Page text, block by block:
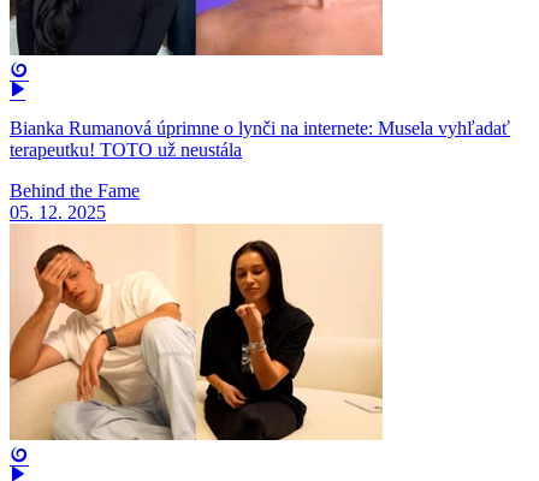
Bianka Rumanová úprimne o lynči na internete: Musela vyhľadať
terapeutku! TOTO už neustála
Behind the Fame
05. 12. 2025